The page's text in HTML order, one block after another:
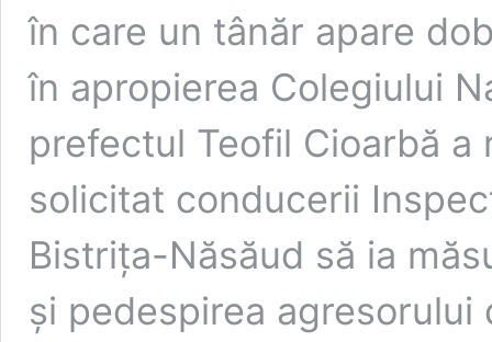
în care un tânăr apare
în apropierea Colegiului
prefectul Teofil Cioarbă
solicitat conducerii
Bistrița-Năsăud să ia
și pedespirea